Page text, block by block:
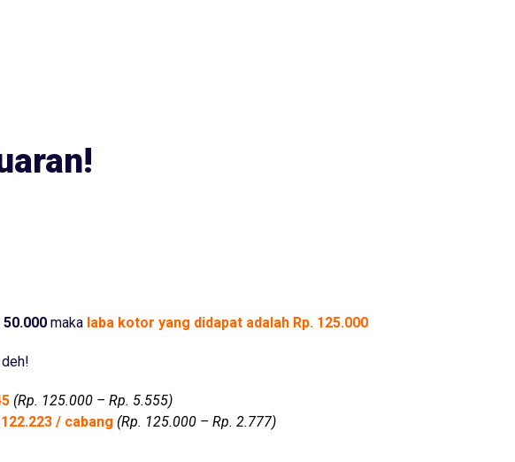
50.000 maka laba kotor yang didapat adalah Rp. 125.000
(Rp. 125.000 – Rp. 5.555)
/ cabang (Rp. 125.000 – Rp. 2.777)